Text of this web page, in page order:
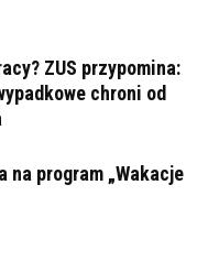
ZUS przypomina:
chroni od
na program „Wakacje